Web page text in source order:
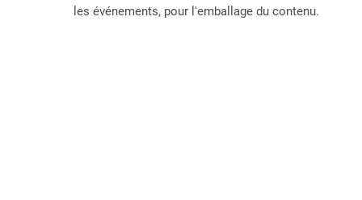
les événements, pour l'emballage du contenu.